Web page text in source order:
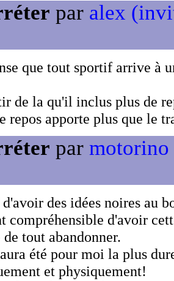
par alex
que tout sportif arrive à
de la qu'il inclus plus de
repos apporte plus que le
par motorino
des idées noires au
compréhensible d'avoir
tout abandonner.
été pour moi la plus
et physiquement!